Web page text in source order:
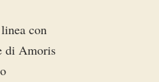
con
di Amoris